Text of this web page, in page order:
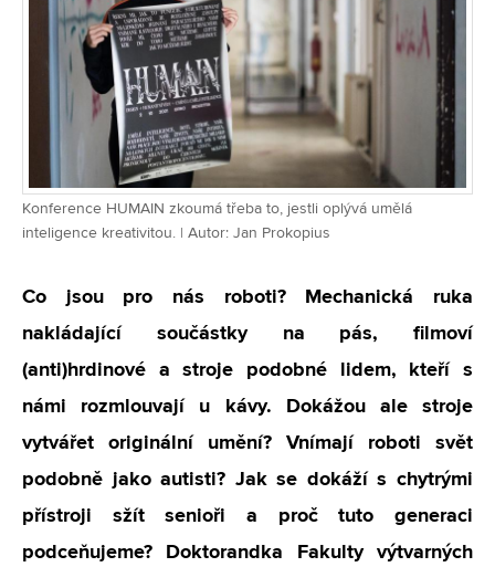
Konference HUMAIN zkoumá třeba to, jestli oplývá umělá
inteligence kreativitou. | Autor: Jan Prokopius
Co jsou pro nás roboti? Mechanická ruka
nakládající součástky na pás, filmoví
(anti)hrdinové a stroje podobné lidem, kteří s
námi rozmlouvají u kávy. Dokážou ale stroje
vytvářet originální umění? Vnímají roboti svět
podobně jako autisti? Jak se dokáží s chytrými
přístroji sžít senioři a proč tuto generaci
podceňujeme? Doktorandka Fakulty výtvarných